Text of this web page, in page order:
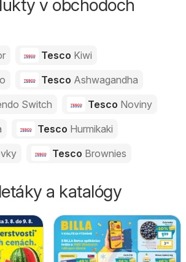
v obchodoch
Tesco Kiwi
Tesco Ashwagandha
Switch Tesco Noviny
Tesco Hurmikaki
Tesco Brownies
a katalógy